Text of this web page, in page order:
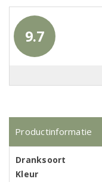
9.7
Productinformatie
Dranksoort
Kleur